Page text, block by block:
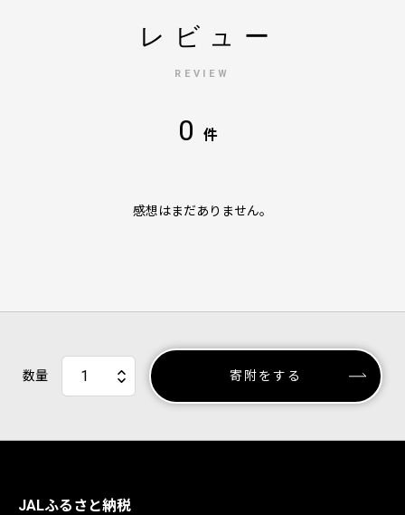
レビュー
REVIEW
0 件
感想はまだありません。
数量 寄附をする
JALふるさと納税